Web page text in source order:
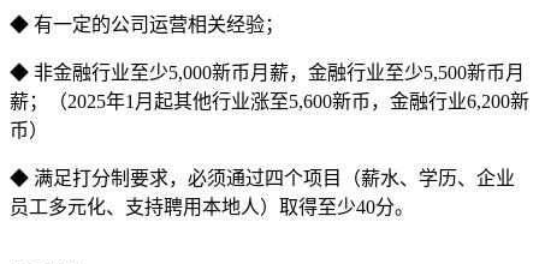
◆ 有一定的公司运营相关经验；
◆ 非金融行业至少5,000新币月薪，金融行业至少5,500新币月
薪；（2025年1月起其他行业涨至5,600新币，金融行业6,200新
币）
◆ 满足打分制要求，必须通过四个项目（薪水、学历、企业
员工多元化、支持聘用本地人）取得至少40分。